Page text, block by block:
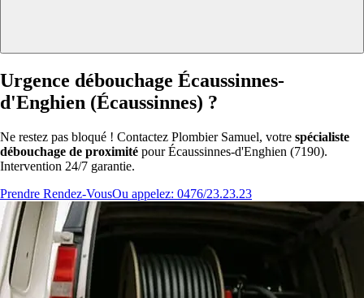
Urgence débouchage Écaussinnes-
d'Enghien (Écaussinnes) ?
Ne restez pas bloqué ! Contactez Plombier Samuel, votre spécialiste
débouchage de proximité pour Écaussinnes-d'Enghien (7190).
Intervention 24/7 garantie.
Prendre Rendez-VousOu appelez: 0476/23.23.23